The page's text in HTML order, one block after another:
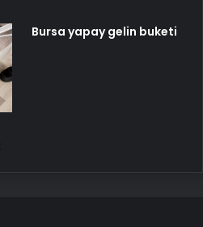
Bursa yapay gelin buketi